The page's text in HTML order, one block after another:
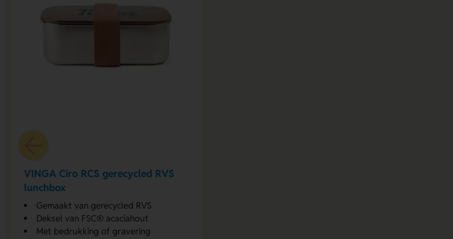
VINGA Ciro RCS gerecycled RVS
lunchbox
Gemaakt van gerecycled RVS
Deksel van FSC® acaciahout
Met bedrukking of gravering